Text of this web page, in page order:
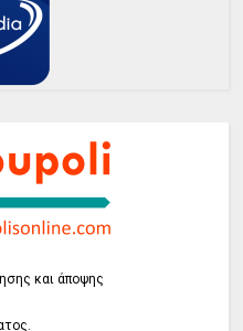
και άποψης